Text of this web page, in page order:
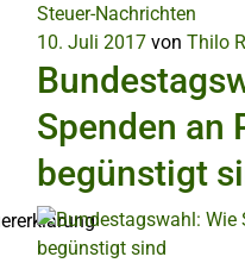
Steuer-Nachrichten
10. Juli 2017 von Thilo
Spenden an
begünstigt